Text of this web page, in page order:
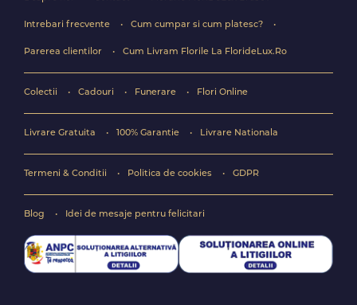
Intrebari frecvente Cum cumpar si cum platesc?
Parerea clientilor Cum Livram Florile La FlorideLux.Ro
Colectii Cadouri Funerare Flori Online
Livrare Gratuita 100% Garantie Livrare Nationala
Termeni & Conditii Politica de cookies GDPR
Blog Idei de mesaje pentru felicitari